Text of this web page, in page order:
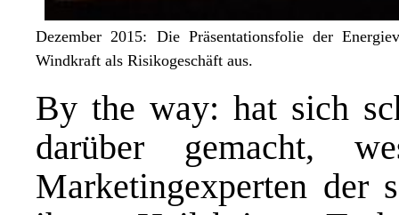
Dezember 2015: Die Präsentationsfolie der
Windkraft als Risikogeschäft aus.
By the way: hat sich
darüber gemacht,
Marketingexperten der